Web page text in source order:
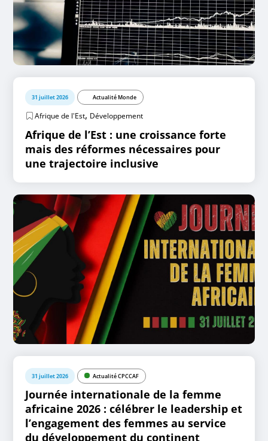
31 juillet 2026 Actualité Monde
Afrique de l'Est, Développement
Afrique de l’Est : une croissance forte
mais des réformes nécessaires pour
une trajectoire inclusive
31 juillet 2026 Actualité CPCCAF
Journée internationale de la femme
africaine 2026 : célébrer le leadership et
l’engagement des femmes au service
du développement du continent